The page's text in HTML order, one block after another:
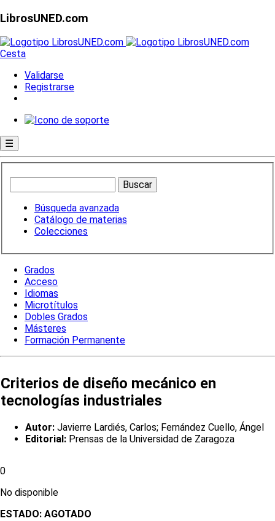
LibrosUNED.com
Cesta
Validarse
Registrarse
☰
Búsqueda avanzada
Catálogo de materias
Colecciones
Grados
Acceso
Idiomas
Microtítulos
Dobles Grados
Másteres
Formación Permanente
Criterios de diseño mecánico en
tecnologías industriales
Autor: Javierre Lardiés, Carlos; Fernández Cuello, Ángel
Editorial: Prensas de la Universidad de Zaragoza
0
No disponible
ESTADO: AGOTADO